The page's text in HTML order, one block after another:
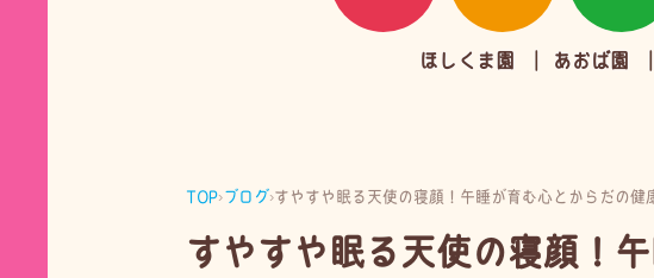
ほしくま園 あおば園
TOP›ブログ ›すやすや眠る天使の寝顔！午睡が育む心とからだの健
すやすや眠る天使の寝顔！